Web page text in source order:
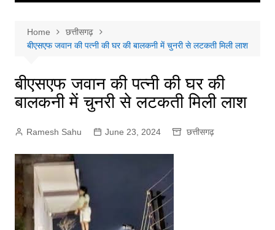
Home
छत्तीसगढ़
बीएसएफ जवान की पत्नी की घर की बालकनी में चुनरी से लटकती मिली लाश
बीएसएफ जवान की पत्नी की घर की
बालकनी में चुनरी से लटकती मिली लाश
Ramesh Sahu June 23, 2024 छत्तीसगढ़